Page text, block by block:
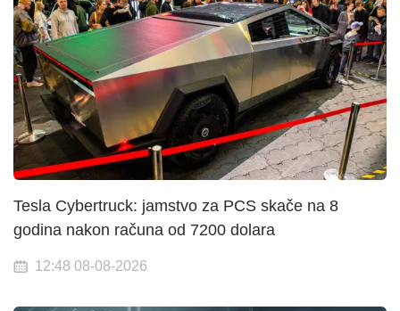
Tesla Cybertruck: jamstvo za PCS skače na 8
godina nakon računa od 7200 dolara
12:48 08-08-2026